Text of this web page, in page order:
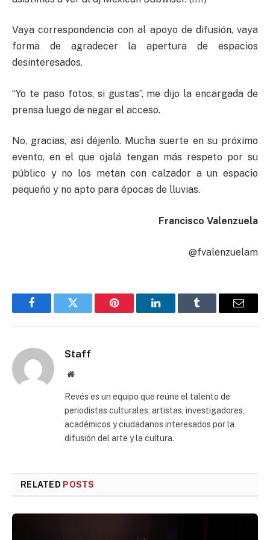
Vaya correspondencia con al apoyo de difusión, vaya
forma de agradecer la apertura de espacios
desinteresados.
“Yo te paso fotos, si gustas”, me dijo la encargada de
prensa luego de negar el acceso.
No, gracias, así déjenlo. Mucha suerte en su próximo
evento, en el que ojalá tengan más respeto por su
público y no los metan con calzador a un espacio
pequeño y no apto para épocas de lluvias.
Francisco Valenzuela
@fvalenzuelam
FacebookTwitter Pinterest LinkedInTumblr Email
Staff
Website
Revés es un equipo que reúne el talento de
periodistas culturales, artistas, investigadores,
académicos y ciudadanos interesados por la
difusión del arte y la cultura.
RELATED POSTS